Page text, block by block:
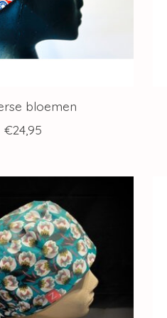
bloemen
€24,95